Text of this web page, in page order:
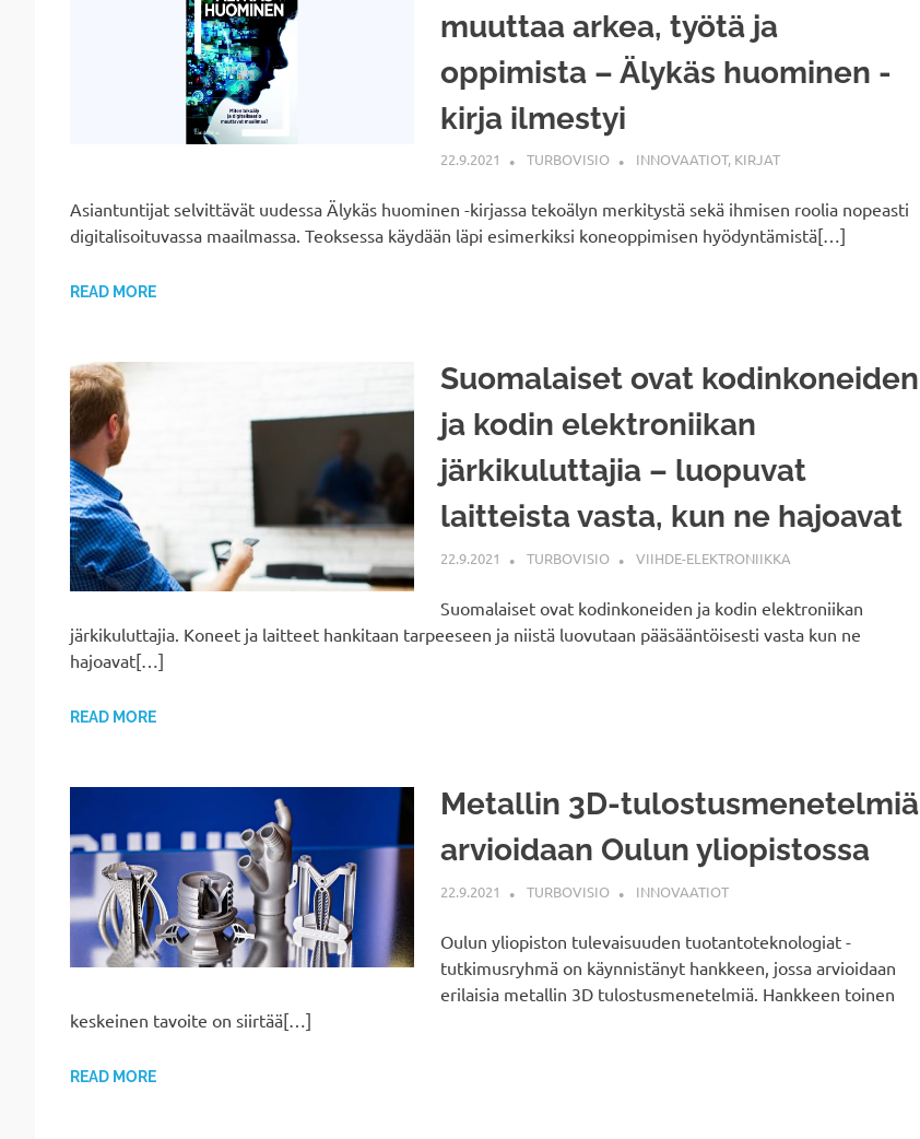
muuttaa arkea, työtä ja
oppimista – Älykäs huominen -
kirja ilmestyi
22.9.2021 TURBOVISIO INNOVAATIOT, KIRJAT
Asiantuntijat selvittävät uudessa Älykäs huominen -kirjassa tekoälyn merkitystä sekä ihmisen roolia nopeasti
digitalisoituvassa maailmassa. Teoksessa käydään läpi esimerkiksi koneoppimisen hyödyntämistä[…]
READ MORE
Suomalaiset ovat kodinkoneiden
ja kodin elektroniikan
järkikuluttajia – luopuvat
laitteista vasta, kun ne hajoavat
22.9.2021 TURBOVISIO VIIHDE-ELEKTRONIIKKA
Suomalaiset ovat kodinkoneiden ja kodin elektroniikan
järkikuluttajia. Koneet ja laitteet hankitaan tarpeeseen ja niistä luovutaan pääsääntöisesti vasta kun ne
hajoavat[…]
READ MORE
Metallin 3D-tulostusmenetelmiä
arvioidaan Oulun yliopistossa
22.9.2021 TURBOVISIO INNOVAATIOT
Oulun yliopiston tulevaisuuden tuotantoteknologiat -
tutkimusryhmä on käynnistänyt hankkeen, jossa arvioidaan
erilaisia metallin 3D tulostusmenetelmiä. Hankkeen toinen
keskeinen tavoite on siirtää[…]
READ MORE